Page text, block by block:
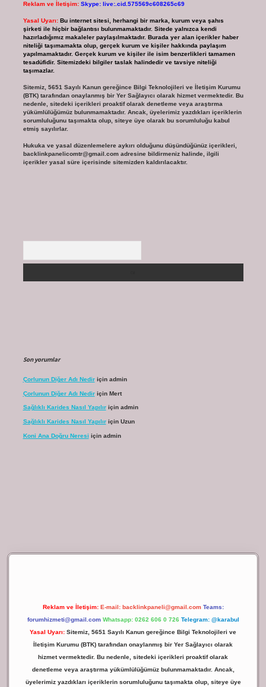
Reklam ve İletişim: Skype: live:.cid.575569c608265c69
Yasal Uyarı: Bu internet sitesi, herhangi bir marka, kurum veya şahıs
şirketi ile hiçbir bağlantısı bulunmamaktadır. Sitede yalnızca kendi
hazırladığımız makaleler paylaşılmaktadır. Burada yer alan içerikler haber
niteliği taşımamakta olup, gerçek kurum ve kişiler hakkında paylaşım
yapılmamaktadır. Gerçek kurum ve kişiler ile isim benzerlikleri tamamen
tesadüfidir. Sitemizdeki bilgiler taslak halindedir ve tavsiye niteliği
taşımazlar.
Sitemiz, 5651 Sayılı Kanun gereğince Bilgi Teknolojileri ve İletişim Kurumu
(BTK) tarafından onaylanmış bir Yer Sağlayıcı olarak hizmet vermektedir. Bu
nedenle, sitedeki içerikleri proaktif olarak denetleme veya araştırma
yükümlülüğümüz bulunmamaktadır. Ancak, üyelerimiz yazdıkları içeriklerin
sorumluluğunu taşımakta olup, siteye üye olarak bu sorumluluğu kabul
etmiş sayılırlar.
Hukuka ve yasal düzenlemelere aykırı olduğunu düşündüğünüz içerikleri,
backlinkpanelicomtr@gmail.comadresine bildirmeniz halinde, ilgili
içerikler yasal süre içerisinde sitemizden kaldırılacaktır.
Son yorumlar
Çorlunun Diğer Adı Nediriçin admin
Çorlunun Diğer Adı Nediriçin Mert
Sağlıklı Karides Nasıl Yapılıriçin admin
Sağlıklı Karides Nasıl Yapılıriçin Uzun
Koni Ana Doğru Neresi için admin
Reklam ve İletişim: E-mail: backlinkpaneli@gmail.com Teams:
forumhizmeti@gmail.com Whatsapp: 0262 606 0 726 Telegram: @karabul
Yasal Uyarı: Sitemiz, 5651 Sayılı Kanun gereğince Bilgi Teknolojileri ve
İletişim Kurumu (BTK) tarafından onaylanmış bir Yer Sağlayıcı olarak
hizmet vermektedir. Bu nedenle, sitedeki içerikleri proaktif olarak
denetleme veya araştırma yükümlülüğümüz bulunmamaktadır. Ancak,
üyelerimiz yazdıkları içeriklerin sorumluluğunu taşımakta olup, siteye üye